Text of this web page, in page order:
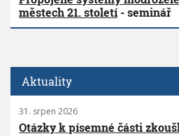
městech 21. století- seminář
Aktuality
31. srpen 2026
Otázky k písemné části